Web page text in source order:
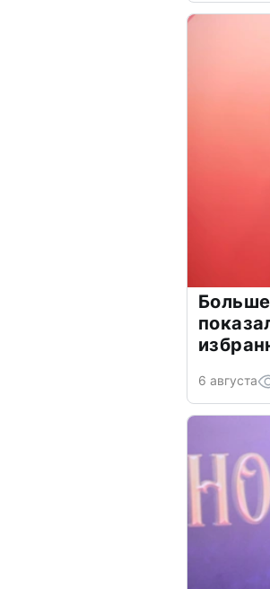
6 августа